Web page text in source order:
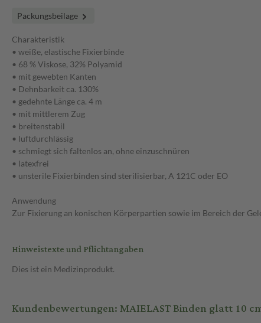
Packungsbeilage
Charakteristik
• weiße, elastische Fixierbinde
• 68 % Viskose, 32% Polyamid
• mit gewebten Kanten
• Dehnbarkeit ca. 130%
• gedehnte Länge ca. 4 m
• mit mittlerem Zug
• breitenstabil
• luftdurchlässig
• schmiegt sich faltenlos an, ohne einzuschnüren
• latexfrei
• unsterile Fixierbinden sind sterilisierbar, A 121C oder EO
Anwendung
Zur Fixierung an konischen Körperpartien sowie im Bereich der
Hinweistexte und Pflichtangaben
Dies ist ein Medizinprodukt.
Kundenbewertungen: MAIELAST Binden glatt 10